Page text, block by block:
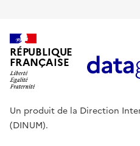
RÉPUBLIQUE
FRANÇAISE
Un produit de la Direction
(DINUM).